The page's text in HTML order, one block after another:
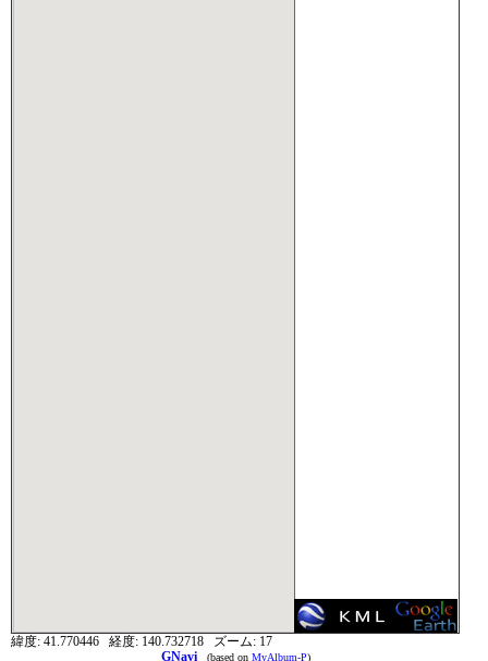
緯度: 41.770446 経度: 140.732718 ズーム: 17
GNavi
(based on MyAlbum-P)